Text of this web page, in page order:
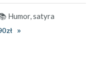
Humor, satyra